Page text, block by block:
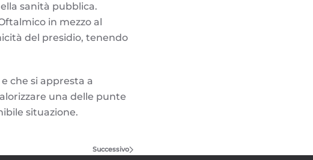
sanità pubblica.
in mezzo al
del presidio, tenendo
che si appresta a
una delle punte
situazione.
Successivo